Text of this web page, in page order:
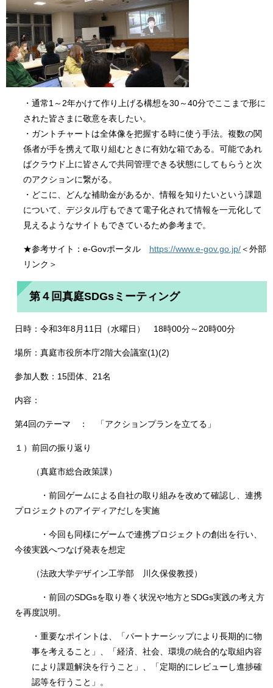
・通常1～2年かけて作り上げる構想を30～40分でここまで形に
された皆さまに敬意を表したい。
・ガントチャートは全体像を把握する時に使う手法。複数の関
係者が手を携えて取り組むときに有効な箱である。可能であれ
ばクラウド上に皆さんで共同管理できる状態にしてもらうと次
のアクションに繋がる。
・どこに、どんな補助金があるか、情報を知りたいという課題
について、デジタル庁もできて電子化されて情報を一元化して
見えるようなサイトもできているため参考まで。
★参考サイト：e-Govポータル https://www.e-gov.go.jp/＜外部
リンク＞
第４回真庭SDGsミーティング
日時：令和3年8月11日（水曜日） 18時00分～20時00分
場所：真庭市役所本庁2階大会議室(1)(2)
参加人数：15団体、21名
内容：
第4回のテーマ ： 「アクションプランを立てる」
１）前回の振り返り
（真庭市総合政策課）
・前回ゲームによる自社の取り組みを改めて確認し、連携
プロジェクトのアイディアだしを実施
・今回も同様にゲームで連携プロジェクトの創出を行い、
今後実践へつなげ発表を想定
（法政大学デザイン工学部 川久保俊教授）
・前回のSDGsを取り巻く状況や地方とSDGs実践の考え方
を再度説明。
・重要なポイントは、「パートナーシップにより長期的に物
事を考えること」、「経済、社会、環境の統合的な取組内容
により課題解決を行うこと」、「定期的にレビューし進捗確
認等を行うこと」。